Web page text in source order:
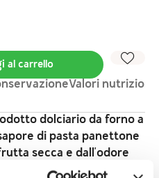
al carrello
Valori
dolciario da forno a
di pasta panettone
secca e dall'odore